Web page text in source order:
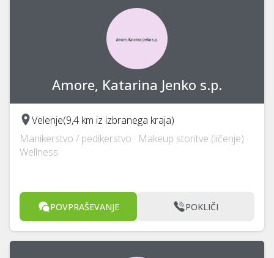
Amore, Katarina Jenko s.p.
Velenje(9,4 km iz izbranega kraja)
Manikerstvo / pedikerstvo · Makeup storitve (ličenje) ·
Wellness
POVPRAŠEVANJE POKLIČI